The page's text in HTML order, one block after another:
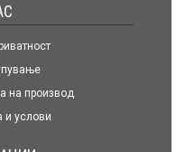
на производ
и услови